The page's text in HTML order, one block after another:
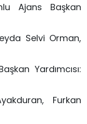
Ajans Başkan
Selvi Orman,
Yardımcısı:
Furkan